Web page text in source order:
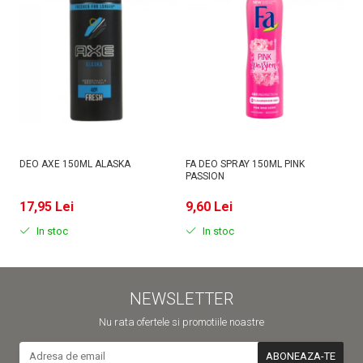
DEO AXE 150ML ALASKA
17,95 Lei
In stoc
FA DEO SPRAY 150ML PINK
PASSION
9,60 Lei
In stoc
NEWSLETTER
Nu rata ofertele si promotiile noastre